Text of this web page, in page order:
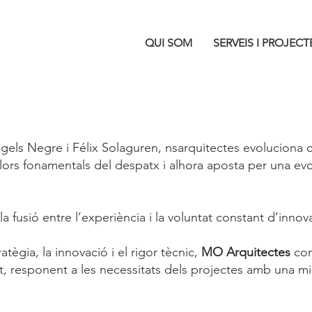
QUI SOM SERVEIS I
Negre i Félix Solaguren, nsarquitectes evoluciona
fonamentals del despatx i alhora aposta per una
fusió entre l’experiència i la voluntat constant
la innovació i el rigor tècnic, MO Arquitectes
responent a les necessitats dels projectes amb una